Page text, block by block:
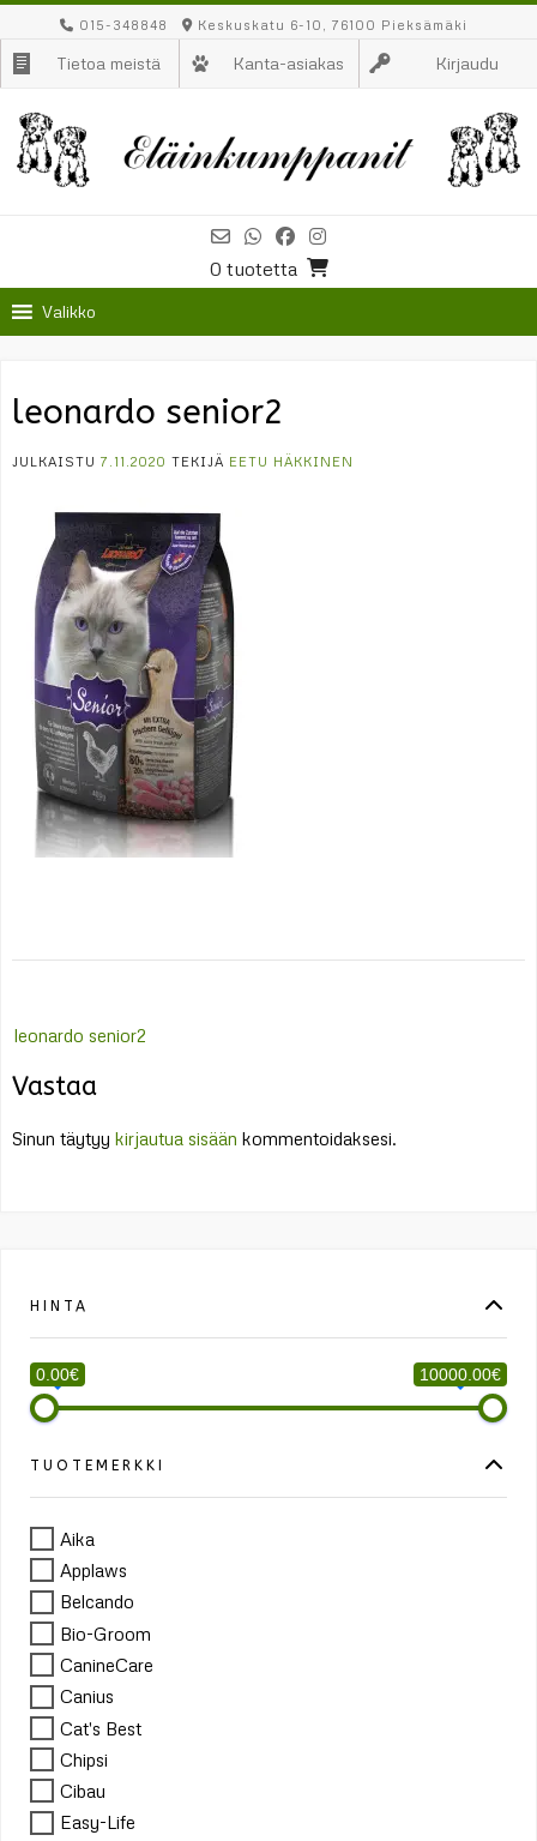
to
content
015-348848 Keskuskatu 6-10, 76100 Pieksämäki
Tietoa meistä Kanta-asiakas Kirjaudu
0 tuotetta
Valikko
leonardo senior2
JULKAISTU 7.11.2020 TEKIJÄ EETU HÄKKINEN
leonardo senior2
Vastaa
Sinun täytyy kirjautua sisään kommentoidaksesi.
HINTA
0.00€ 10000.00€
TUOTEMERKKI
Aika
Applaws
Belcando
Bio-Groom
CanineCare
Canius
Cat's Best
Chipsi
Cibau
Easy-Life